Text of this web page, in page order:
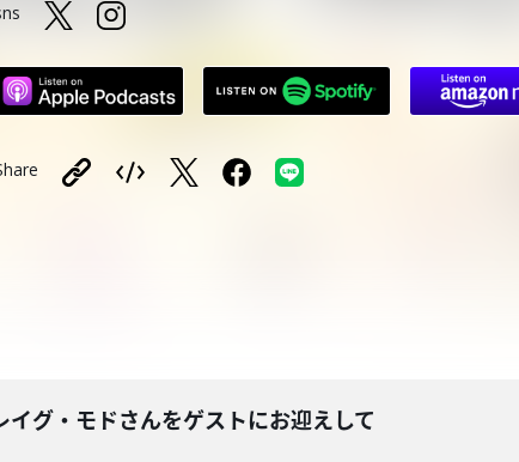
グ・モドさんをゲストにお迎えして